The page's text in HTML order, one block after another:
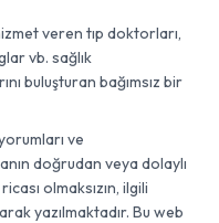
veren tıp doktorları,
vb. sağlık
buluşturan bağımsız bir
ve
doğrudan veya dolaylı
olmaksızın, ilgili
yazılmaktadır. Bu web